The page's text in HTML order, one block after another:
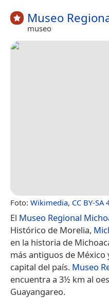
Museo
museo
Foto: Wikimedia, CC BY-SA
El Museo Regional
Histórico de Morelia,
en la historia de
más antiguos de México
capital del país. Museo
encuentra a 3½ km al
Guayangareo.